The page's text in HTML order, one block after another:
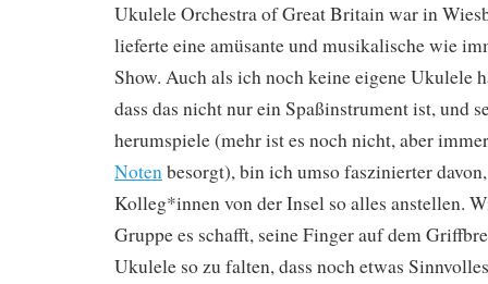
Ukulele Orchestra of Great Britain war in
lieferte eine amüsante und musikalische wie
Show. Auch als ich noch keine eigene Ukulele
dass das nicht nur ein Spaßinstrument ist, und
herumspiele (mehr ist es noch nicht, aber
Notenbesorgt), bin ich umso faszinierter
Kolleg*innen von der Insel so alles anstellen.
Gruppe es schafft, seine Finger auf dem
Ukulele so zu falten, dass noch etwas